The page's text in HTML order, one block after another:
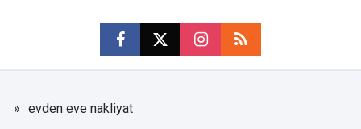
evden eve nakliyat